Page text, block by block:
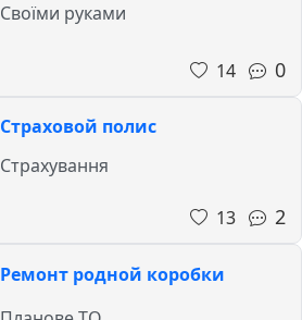
Своїми руками
14 0
Страховой полис
Страхування
13 2
Ремонт родной коробки